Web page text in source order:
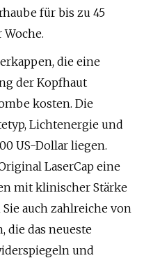
für bis zu 45
die eine
der Kopfhaut
kosten. Die
Lichtenergie und
US-Dollar liegen.
LaserCap eine
mit klinischer Stärke
Sie auch zahlreiche von
die das neueste
und